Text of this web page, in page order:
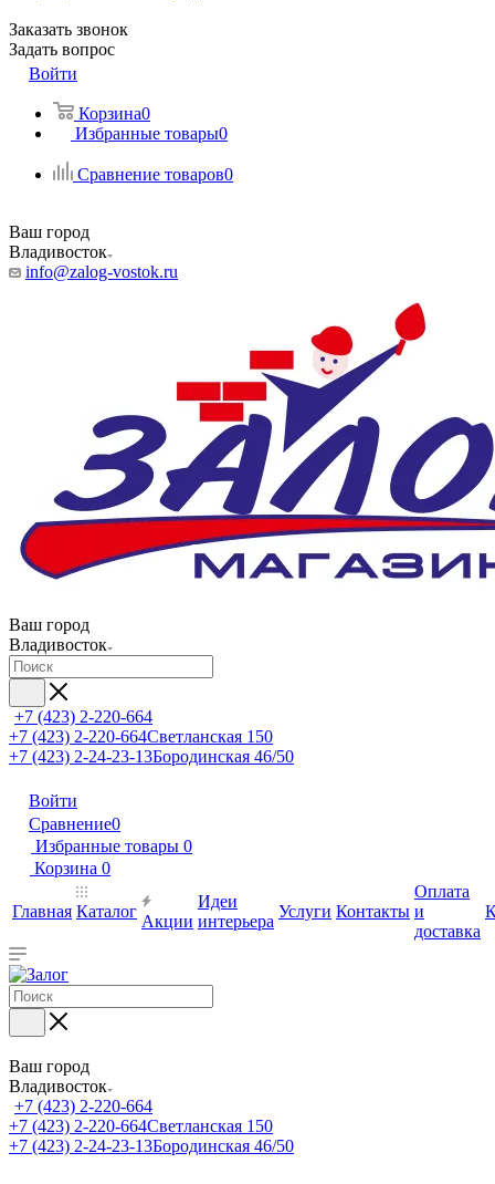
Заказать звонок
Задать вопрос
Войти
Корзина0
Избранные товары0
Сравнение товаров0
Ваш город
Владивосток
info@zalog-vostok.ru
Ваш город
Владивосток
+7 (423) 2-220-664
+7 (423) 2-220-664Светланская 150
+7 (423) 2-24-23-13Бородинская 46/50
Войти
Сравнение0
Избранные товары 0
Корзина 0
Главная Каталог
Акции
Идеи
интерьера
Услуги Контакты
Оплата
и
доставка
Ваш город
Владивосток
+7 (423) 2-220-664
+7 (423) 2-220-664Светланская 150
+7 (423) 2-24-23-13Бородинская 46/50